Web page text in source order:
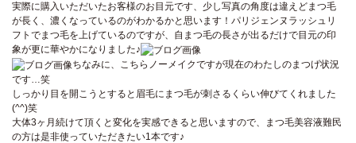
実際に購入いただいたお客様のお目元です、少し写真の角度は違えどまつ毛
が長く、濃くなっているのがわかるかと思います！パリジェンヌラッシュリ
フトでまつ毛を上げているのですが、自まつ毛の長さが出るだけで目元の印
象が更に華やかになりました♪
ちなみに、こちらノーメイクですが現在のわたしのまつげ状況
です…笑
しっかり目を開こうとすると眉毛にまつ毛が刺さるくらい伸びてくれました
(^^)笑
大体3ヶ月続けて頂くと変化を実感できると思いますので、まつ毛美容液難民
の方は是非使っていただきたい1本です♪